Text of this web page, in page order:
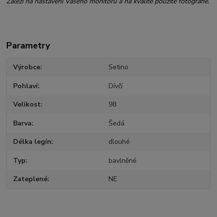
Parametry
Výrobce Setino
Pohlaví Dívčí
Velikost 98
Barva Šedá
Délka legín dlouhé
Typ bavlněné
Zateplené NE